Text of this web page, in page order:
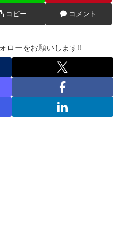
コピー コメント
ローをお願いします!!